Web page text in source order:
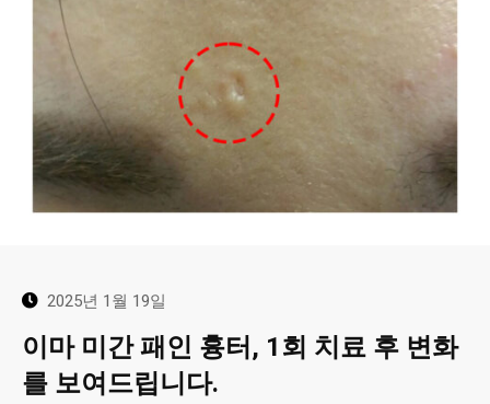
2025년 1월 19일
이마 미간 패인 흉터, 1회 치료 후 변화
를 보여드립니다.